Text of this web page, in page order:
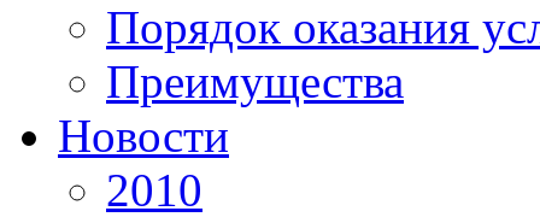
Порядок оказания
Преимущества
Новости
2010